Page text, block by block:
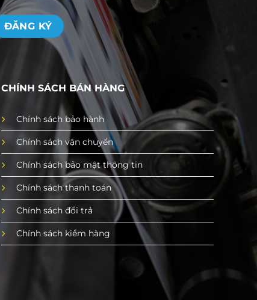
CHÍNH SÁCH BÁN HÀNG
Chính sách bảo hành
Chính sách vận chuyển
Chính sách bảo mật thông tin
Chính sách thanh toán
Chính sách đổi trả
Chính sách kiểm hàng